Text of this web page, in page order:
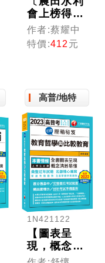
會上榜得分
寶典！〕農
業概論〔農
田水利會〕
作者:蔡耀中
特價:412 元
高普/地特
1N421122
【圖表呈
現，概念清
晰易懂！】